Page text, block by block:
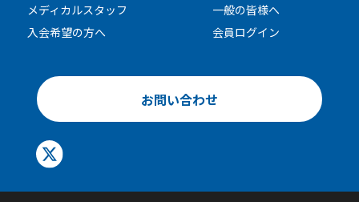
メディカルスタッフ
一般の皆様へ
入会希望の方へ
会員ログイン
お問い合わせ